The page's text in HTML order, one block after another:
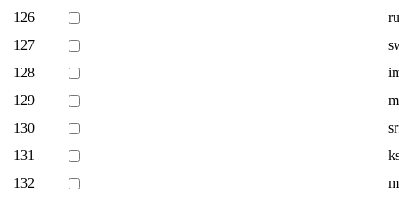
126
127
128
129
130
131
132